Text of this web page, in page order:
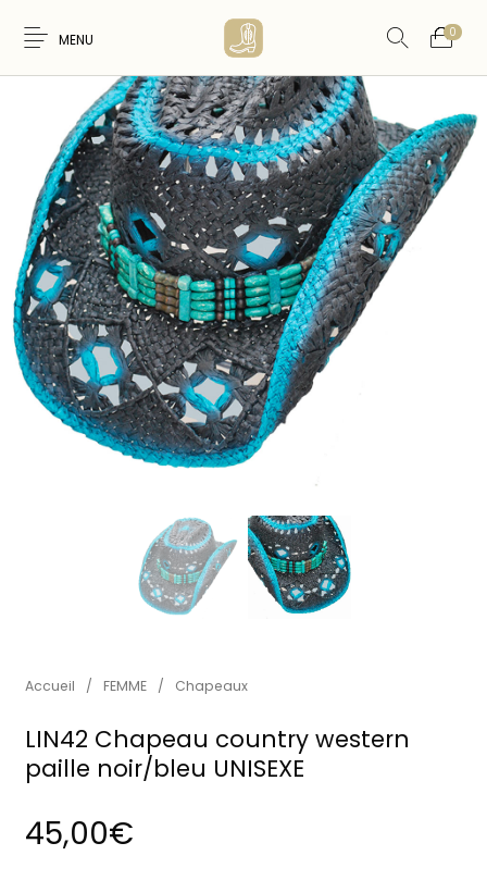
MENU 0
Nouveaux
Produits
FEMME HOMME
WESTERN &
COUNTRY
ARTISANAT
AMERINDIEN
ACCESSOIRES CEINTURES
Accueil / FEMME / Chapeaux
LIN42 Chapeau country western
paille noir/bleu UNISEXE
45,00€